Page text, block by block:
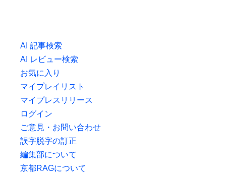
AI 記事検索
AI レビュー検索
お気に入り
マイプレイリスト
マイプレスリリース
ログイン
ご意見・お問い合わせ
誤字脱字の訂正
編集部について
京都RAGについて